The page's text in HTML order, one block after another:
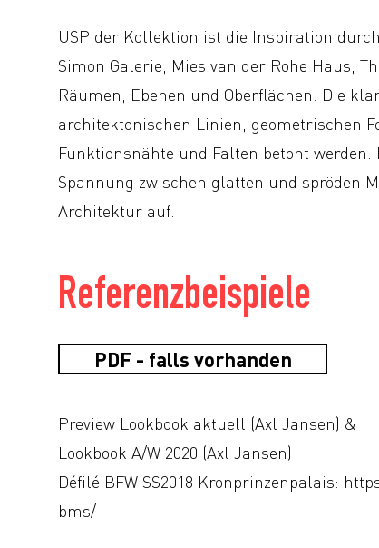
USP der Kollektion ist die Inspiration
Simon Galerie, Mies van der Rohe Haus,
Räumen, Ebenen und Oberflächen. Die
architektonischen Linien, geometrischen
Funktionsnähte und Falten betont
Spannung zwischen glatten und spröden
Architektur auf.
Referenzbeispiele
PDF - falls vorhanden
Preview Lookbook aktuell (Axl Jansen) &
Lookbook A/W 2020 (Axl Jansen)
Défilé BFW SS2018 Kronprinzenpalais:
bms/